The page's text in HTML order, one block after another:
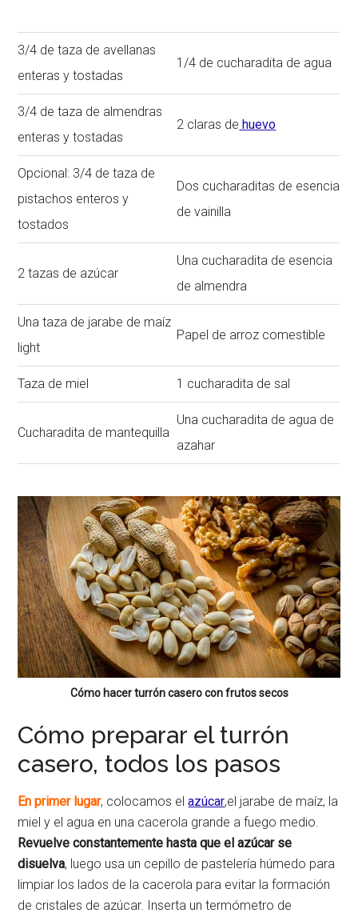
3/4 de taza de avellanas
enteras y tostadas
1/4 de cucharadita de agua
3/4 de taza de almendras
enteras y tostadas
2 claras de huevo
Opcional: 3/4 de taza de
pistachos enteros y
tostados
Dos cucharaditas de esencia
de vainilla
2 tazas de azúcar
Una cucharadita de esencia
de almendra
Una taza de jarabe de maíz
light
Papel de arroz comestible
Taza de miel 1 cucharadita de sal
Cucharadita de mantequilla
Una cucharadita de agua de
azahar
Cómo hacer turrón casero con frutos secos
Cómo preparar el turrón
casero, todos los pasos
En primer lugar, colocamos elazúcar,el jarabe de maíz, la
miel y el agua en una cacerola grande a fuego medio.
Revuelve constantemente hasta que el azúcar se
disuelva, luego usa un cepillo de pastelería húmedo para
limpiar los lados de la cacerola para evitar la formación
de cristales de azúcar. Inserta un termómetro de